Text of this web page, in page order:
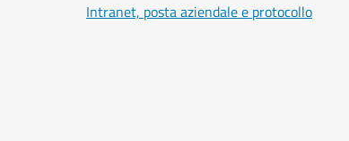
Intranet, posta aziendale e protocollo